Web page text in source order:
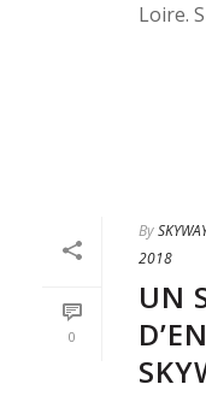
Loire.
0
By
2018
UN